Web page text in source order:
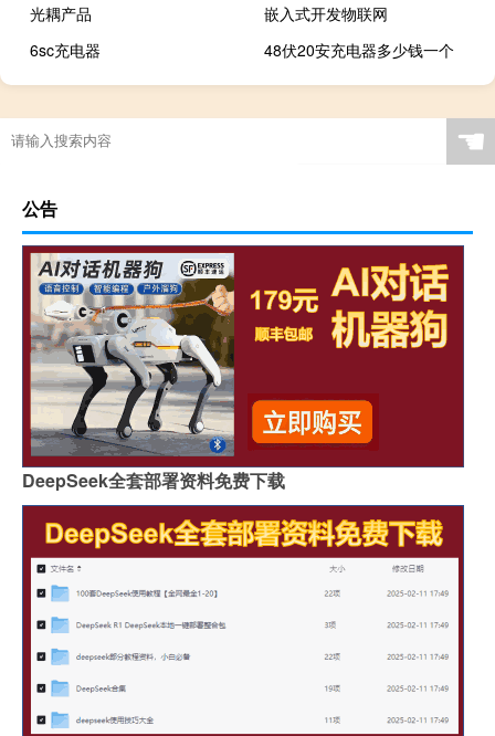
光耦产品
嵌入式开发物联网
6sc充电器
48伏20安充电器多少钱一个
☚
公告
DeepSeek全套部署资料免费下载